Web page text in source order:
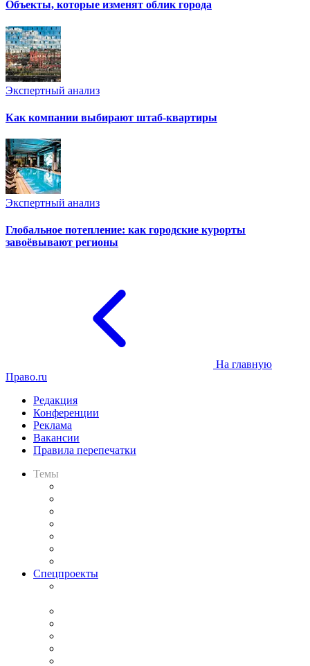
Объекты, которые изменят облик города
Экспертный анализ
Как компании выбирают штаб-квартиры
Экспертный анализ
Глобальное потепление: как городские курорты
завоёвывают регионы
На главную
Право.ru
Редакция
Конференции
Реклама
Вакансии
Правила перепечатки
Темы
Спецпроекты